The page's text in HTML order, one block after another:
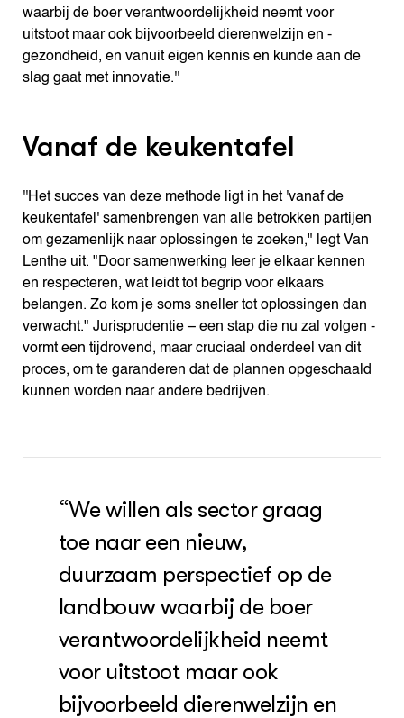
waarbij de boer verantwoordelijkheid neemt voor
uitstoot maar ook bijvoorbeeld dierenwelzijn en -
gezondheid, en vanuit eigen kennis en kunde aan de
slag gaat met innovatie.''
Vanaf de keukentafel
''Het succes van deze methode ligt in het 'vanaf de
keukentafel' samenbrengen van alle betrokken partijen
om gezamenlijk naar oplossingen te zoeken," legt Van
Lenthe uit. "Door samenwerking leer je elkaar kennen
en respecteren, wat leidt tot begrip voor elkaars
belangen. Zo kom je soms sneller tot oplossingen dan
verwacht." Jurisprudentie – een stap die nu zal volgen -
vormt een tijdrovend, maar cruciaal onderdeel van dit
proces, om te garanderen dat de plannen opgeschaald
kunnen worden naar andere bedrijven.
“We willen als sector graag
toe naar een nieuw,
duurzaam perspectief op de
landbouw waarbij de boer
verantwoordelijkheid neemt
voor uitstoot maar ook
bijvoorbeeld dierenwelzijn en